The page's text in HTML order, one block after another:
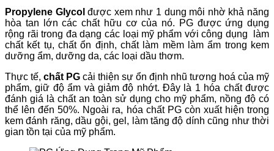
Propylene Glycol được xem như 1 dung môi nhờ khả năng
hòa tan lớn các chất hữu cơ của nó. PG được ứng dụng
rộng rãi trong đa dạng các loại mỹ phẩm với công dụng làm
chất kết tụ, chất ổn định, chất làm mềm làm ẩm trong kem
dưỡng ẩm, dưỡng da, các loại dầu thơm.
Thực tế, chất PG cải thiện sự ổn định nhũ tương hoá của mỹ
phẩm, giữ độ ẩm và giảm độ nhớt. Đây là 1 hóa chất được
đánh giá là chất an toàn sử dụng cho mỹ phẩm, nồng độ có
thể lên đến 50%. Ngoài ra, hóa chất PG còn xuất hiện trong
kem đánh răng, dầu gội, gel, làm tăng độ dính cũng như thời
gian tồn tại của mỹ phẩm.